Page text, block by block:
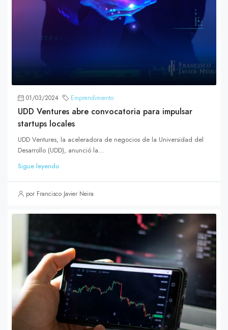
01/03/2024 Emprendimiento
UDD Ventures abre convocatoria para impulsar
startups locales
UDD Ventures, la aceleradora de negocios de la Universidad del
Desarrollo (UDD), anunció la...
Sigue leyendo
por Francisco Javier Neira